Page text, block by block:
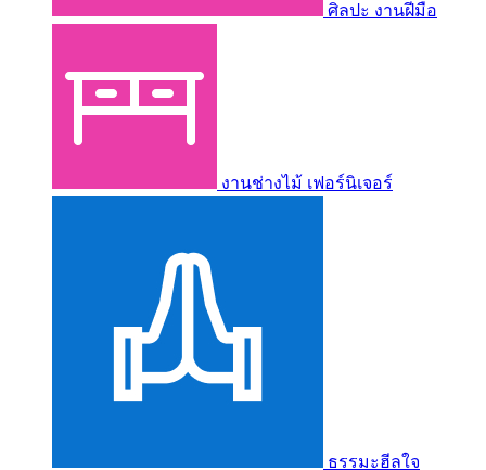
ศิลปะ งานฝีมือ
งานช่างไม้ เฟอร์นิเจอร์
ธรรมะฮีลใจ